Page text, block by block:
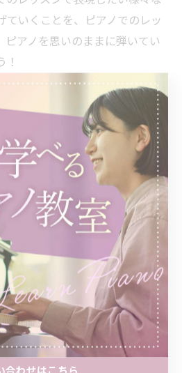
ていくことを、ピアノでのレッ
ピアノを思いのままに弾いてい
一覧に戻る 次のページ >
リー Categories
カテゴリー